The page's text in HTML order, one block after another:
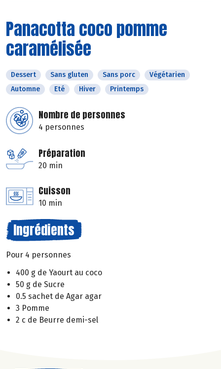
Panacotta coco pomme
caramélisée
Dessert Sans gluten Sans porc
Végétarien
Automne
Eté Hiver Printemps
Nombre de personnes
4 personnes
Préparation
20 min
Cuisson
10 min
Ingrédients
Pour 4 personnes
400 g de Yaourt au coco
50 g de Sucre
0.5 sachet de Agar agar
3 Pomme
2 c de Beurre demi-sel